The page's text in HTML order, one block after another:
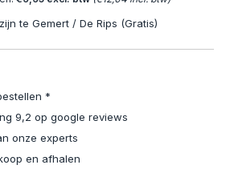
te Gemert / De Rips (Gratis)
*
9,2 op google reviews
onze experts
en afhalen